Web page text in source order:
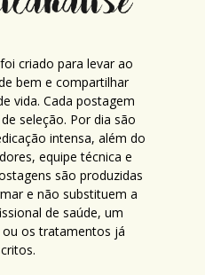
criado para levar ao
bem e compartilhar
vida. Cada postagem
seleção. Por dia são
intensa, além do
equipe técnica e
são produzidas
e não substituem a
de saúde, um
os tratamentos já